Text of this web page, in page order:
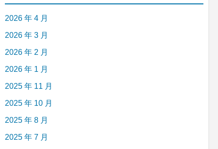
2026 年 4 月
2026 年 3 月
2026 年 2 月
2026 年 1 月
2025 年 11 月
2025 年 10 月
2025 年 8 月
2025 年 7 月